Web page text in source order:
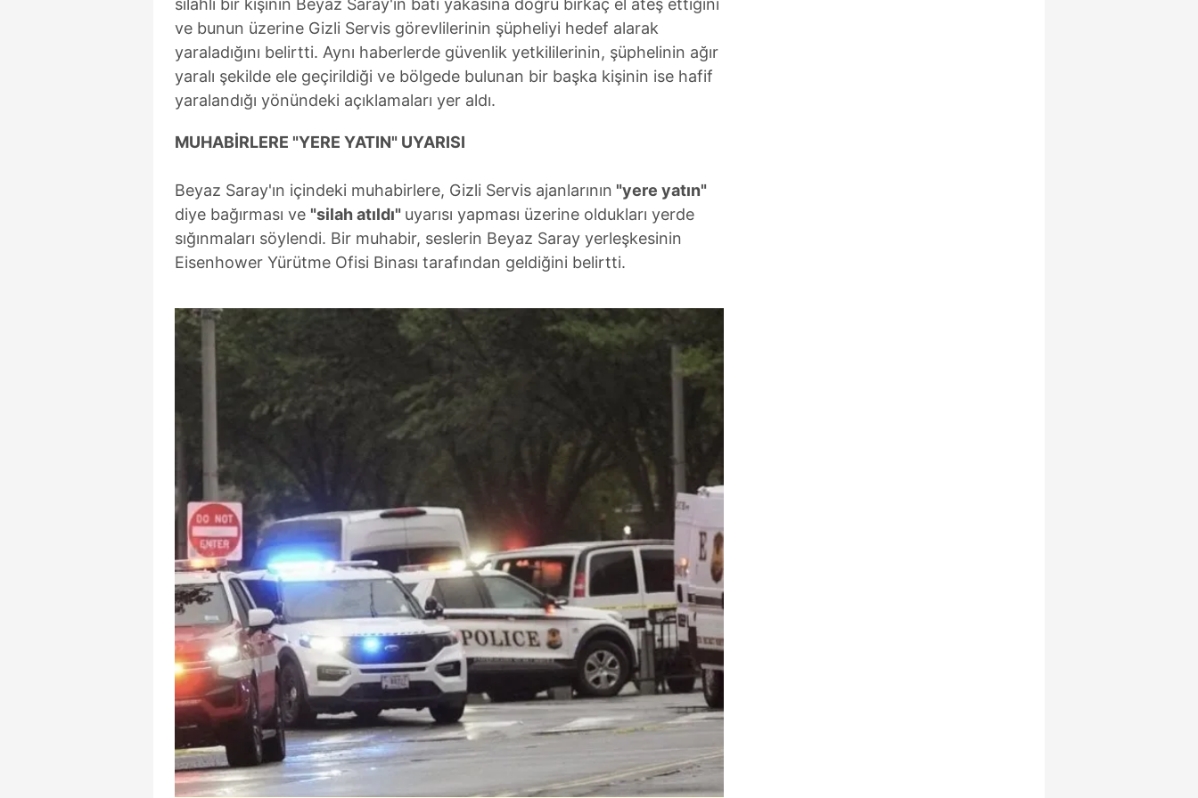
mevzuata uygun olarak kullanılan çerezlerle ilgili bilgi almak için lütfentıklayınız.
silahlı bir kişinin Beyaz Saray'ın batı yakasına doğru birkaç el ateş ettiğini
ve bunun üzerine Gizli Servis görevlilerinin şüpheliyi hedef alarak
yaraladığını belirtti. Aynı haberlerde güvenlik yetkililerinin, şüphelinin ağır
yaralı şekilde ele geçirildiği ve bölgede bulunan bir başka kişinin ise hafif
yaralandığı yönündeki açıklamaları yer aldı.
MUHABİRLERE "YERE YATIN" UYARISI
Beyaz Saray'ın içindeki muhabirlere, Gizli Servis ajanlarının "yere yatın"
diye bağırması ve "silah atıldı" uyarısı yapması üzerine oldukları yerde
sığınmaları söylendi. Bir muhabir, seslerin Beyaz Saray yerleşkesinin
Eisenhower Yürütme Ofisi Binası tarafından geldiğini belirtti.